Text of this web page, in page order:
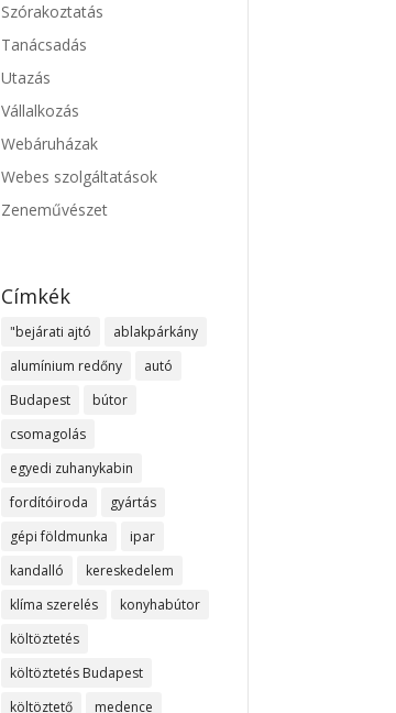
Szórakoztatás
Tanácsadás
Utazás
Vállalkozás
Webáruházak
Webes szolgáltatások
Zeneművészet
Címkék
"bejárati ajtó
ablakpárkány
alumínium redőny
autó
Budapest
bútor
csomagolás
egyedi zuhanykabin
fordítóiroda
gyártás
gépi földmunka
ipar
kandalló
kereskedelem
klíma szerelés
konyhabútor
költöztetés
költöztetés Budapest
költöztető
medence